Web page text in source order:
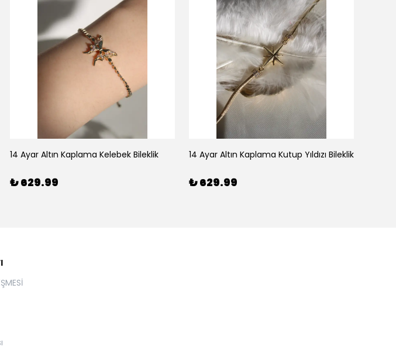
14 Ayar Altın Kaplama Kelebek Bileklik
₺ 629.99
14 Ayar Altın Kaplama Kutup Yıldızı Bileklik
₺ 629.99